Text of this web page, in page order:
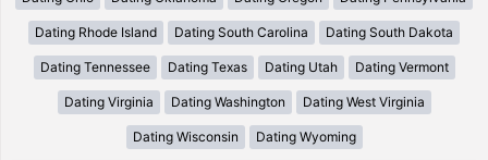
Dating Rhode Island Dating South Carolina Dating South Dakota
Dating Tennessee Dating Texas Dating Utah Dating Vermont
Dating Virginia Dating Washington Dating West Virginia
Dating Wisconsin Dating Wyoming